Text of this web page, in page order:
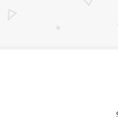
Plafon Pvc Seri WG 2111